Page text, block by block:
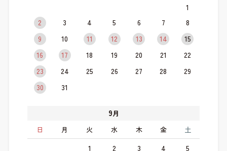
1
2
3 4 5 6 7
8
9
10 11 12 13 14
15
16
17 18 19 20 21
22
23
24 25 26 27 28
29
30
31
9月
日
月 火 水 木 金 土
1 2 3 4
5